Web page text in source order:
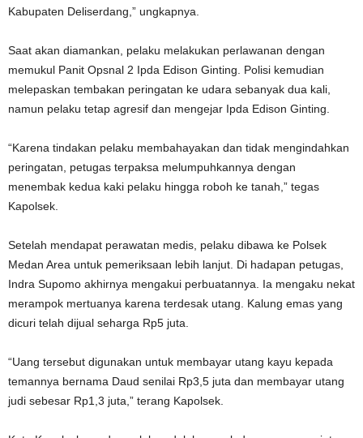
Kabupaten Deliserdang,” ungkapnya.
Saat akan diamankan, pelaku melakukan perlawanan dengan
memukul Panit Opsnal 2 Ipda Edison Ginting. Polisi kemudian
melepaskan tembakan peringatan ke udara sebanyak dua kali,
namun pelaku tetap agresif dan mengejar Ipda Edison Ginting.
“Karena tindakan pelaku membahayakan dan tidak mengindahkan
peringatan, petugas terpaksa melumpuhkannya dengan
menembak kedua kaki pelaku hingga roboh ke tanah,” tegas
Kapolsek.
Setelah mendapat perawatan medis, pelaku dibawa ke Polsek
Medan Area untuk pemeriksaan lebih lanjut. Di hadapan petugas,
Indra Supomo akhirnya mengakui perbuatannya. Ia mengaku nekat
merampok mertuanya karena terdesak utang. Kalung emas yang
dicuri telah dijual seharga Rp5 juta.
“Uang tersebut digunakan untuk membayar utang kayu kepada
temannya bernama Daud senilai Rp3,5 juta dan membayar utang
judi sebesar Rp1,3 juta,” terang Kapolsek.